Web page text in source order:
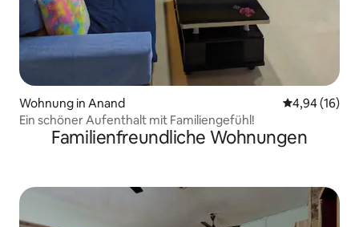
Wohnung in Anand
4,94 (16)
Ein schöner Aufenthalt mit Familiengefühl!
Familienfreundliche Wohnungen